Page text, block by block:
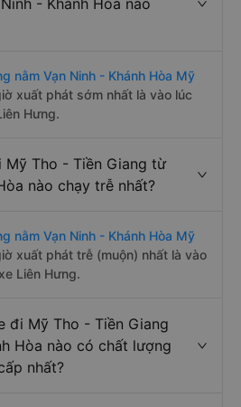
- Khánh Hòa nào
nằm Vạn Ninh - Khánh Hòa Mỹ
xuất phát sớm nhất là vào lúc
Hưng.
Mỹ Tho - Tiền Giang từ
nào chạy trễ nhất?
nằm Vạn Ninh - Khánh Hòa Mỹ
xuất phát trễ (muộn) nhất là vào
Liên Hưng.
đi Mỹ Tho - Tiền Giang
Hòa nào có chất lượng
nhất?